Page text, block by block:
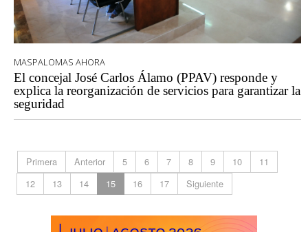
MASPALOMAS AHORA
El concejal José Carlos Álamo (PPAV) responde y
explica la reorganización de servicios para garantizar la
seguridad
Primera Anterior 5 6 7 8 9 10
11
12
13 14 15 16 17 Siguiente